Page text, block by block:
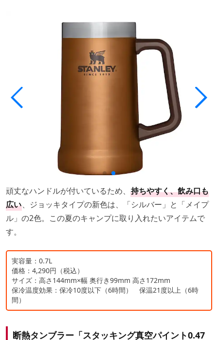
頑丈なハンドルが付いているため、 持ちやすく、飲み口も
広い、ジョッキタイプの新色は、「シルバー」と「メイプ
ル」の2色。この夏のキャンプに取り入れたいアイテムで
す。
実容量：0.7L
価格：4,290円（税込）
サイズ：高さ144mm×幅 奥行き99mm 高さ172mm
保冷温度効果：保冷10度以下（6時間） 保温21度以上（6時
間）
断熱タンブラー「スタッキング真空パイント0.47